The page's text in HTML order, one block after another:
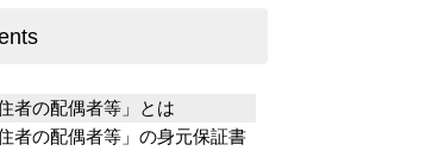
住者の配偶者等」とは
住者の配偶者等」の身元保証書